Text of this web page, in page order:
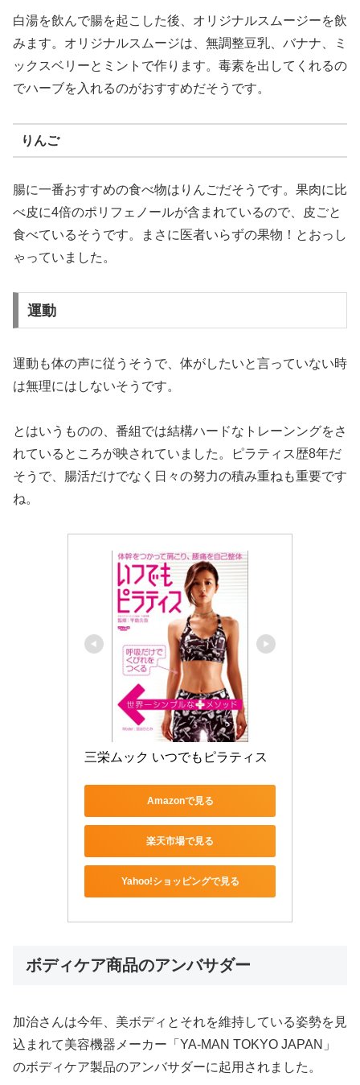
白湯を飲んで腸を起こした後、オリジナルスムージーを飲
みます。オリジナルスムージは、無調整豆乳、バナナ、ミ
ックスベリーとミントで作ります。毒素を出してくれるの
でハーブを入れるのがおすすめだそうです。
りんご
腸に一番おすすめの食べ物はりんごだそうです。果肉に比
べ皮に4倍のポリフェノールが含まれているので、皮ごと
食べているそうです。まさに医者いらずの果物！とおっし
ゃっていました。
運動
運動も体の声に従うそうで、体がしたいと言っていない時
は無理にはしないそうです。
とはいうものの、番組では結構ハードなトレーンングをさ
れているところが映されていました。ピラティス歴8年だ
そうで、腸活だけでなく日々の努力の積み重ねも重要です
ね。
三栄ムック いつでもピラティス
Amazonで見る
楽天市場で見る
Yahoo!ショッピングで見る
ボディケア商品のアンバサダー
加治さんは今年、美ボディとそれを維持している姿勢を見
込まれて美容機器メーカー「YA-MAN TOKYO JAPAN」
のボディケア製品のアンバサダーに起用されました。